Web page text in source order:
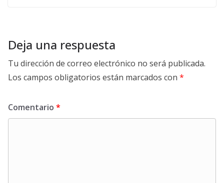
Deja una respuesta
Tu dirección de correo electrónico no será publicada.
Los campos obligatorios están marcados con *
Comentario *